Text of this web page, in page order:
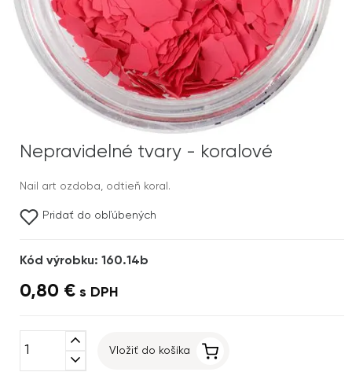
Nepravidelné tvary - koralové
Nail art ozdoba, odtieň koral.
Pridať do obľúbených
Kód výrobku: 160.14b
0,80 € s DPH
expand_less
expand_more
Vložiť do košíka